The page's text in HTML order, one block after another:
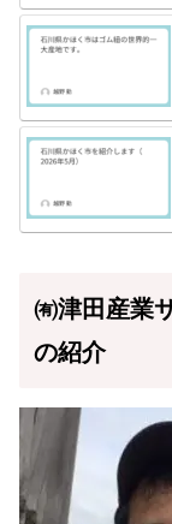
㈲津田産業
の紹介